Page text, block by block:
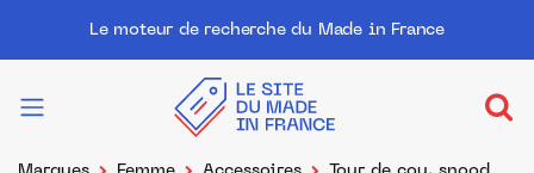
Le moteur de recherche du Made in France